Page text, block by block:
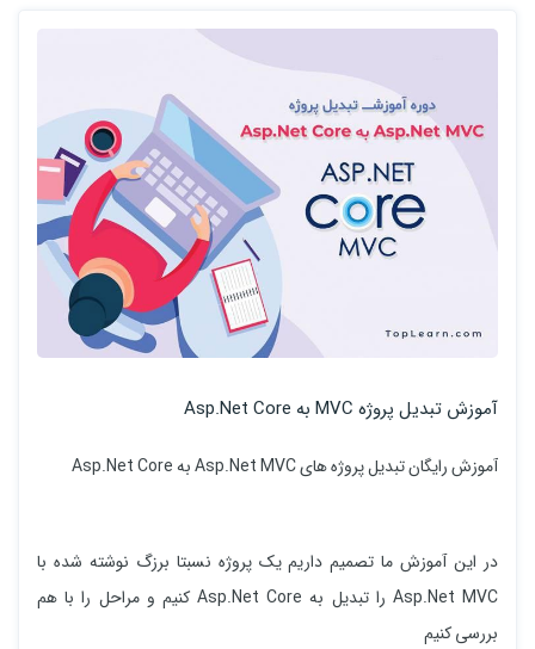
آموزش تبدیل پروژه MVC به Asp.Net Core
آموزش رایگان تبدیل پروژه های Asp.Net MVC به Asp.Net Core
در این آموزش ما تصمیم داریم یک پروژه نسبتا برزگ نوشته شده با
Asp.Net MVC را تبدیل به Asp.Net Core کنیم و مراحل را با هم
بررسی کنیم